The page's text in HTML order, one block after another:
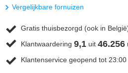
Vergelijkbare fornuizen
Gratis thuisbezorgd (ook in
Klantwaardering 9,1 uit 46.256
Klantenservice geopend tot 23:00